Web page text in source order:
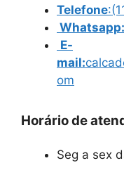
Telefone:
Whatsapp:
E-
mail:
om
Horário de
Seg a sex